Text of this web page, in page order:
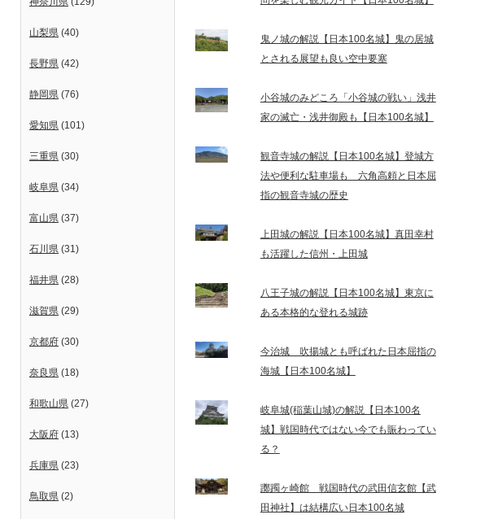
山梨県 (40)
長野県 (42)
静岡県 (76)
愛知県 (101)
三重県 (30)
岐阜県 (34)
富山県 (37)
石川県 (31)
福井県 (28)
滋賀県 (29)
京都府 (30)
奈良県 (18)
和歌山県 (27)
大阪府 (13)
兵庫県 (23)
鳥取県 (2)
鬼ノ城の解説【日本100名城】鬼の居城
とされる展望も良い空中要塞
小谷城のみどころ「小谷城の戦い」浅井
家の滅亡・浅井御殿も【日本100名城】
観音寺城の解説【日本100名城】登城方
法や便利な駐車場も 六角高頼と日本屈
指の観音寺城の歴史
上田城の解説【日本100名城】真田幸村
も活躍した信州・上田城
八王子城の解説【日本100名城】東京に
ある本格的な登れる城跡
今治城 吹揚城とも呼ばれた日本屈指の
海城【日本100名城】
岐阜城(稲葉山城)の解説【日本100名
城】戦国時代ではない今でも賑わってい
る？
躑躅ヶ崎館 戦国時代の武田信玄館【武
田神社】は結構広い日本100名城